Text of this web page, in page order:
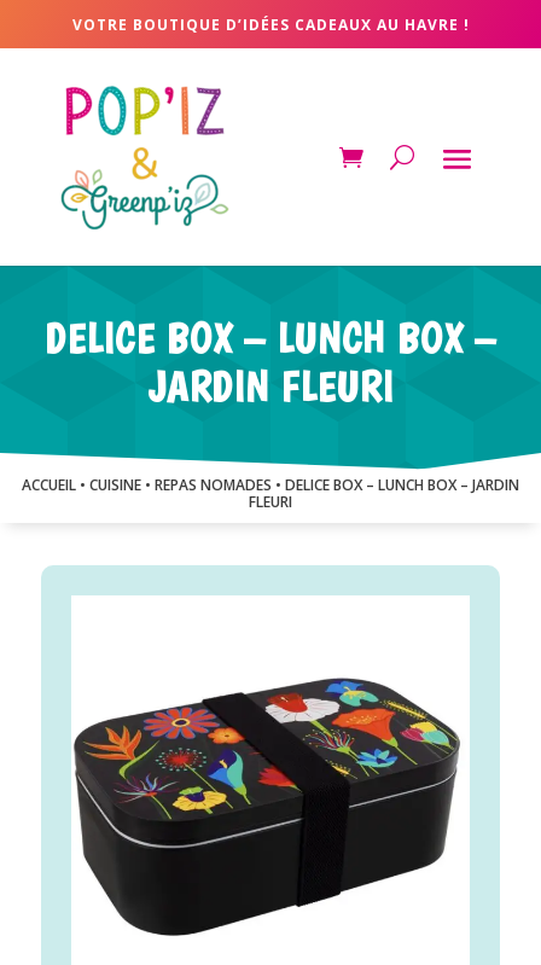
VOTRE BOUTIQUE D’IDÉES CADEAUX AU HAVRE !
DELICE BOX – LUNCH BOX –
JARDIN FLEURI
ACCUEIL • CUISINE • REPAS NOMADES • DELICE BOX – LUNCH BOX – JARDIN
FLEURI